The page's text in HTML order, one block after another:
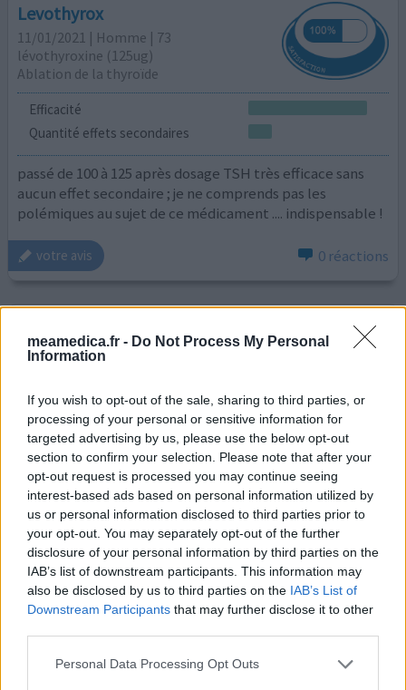
meamedica.fr - Do Not Process My Personal
Information
If you wish to opt-out of the sale, sharing to third parties, or
processing of your personal or sensitive information for
targeted advertising by us, please use the below opt-out
section to confirm your selection. Please note that after your
opt-out request is processed you may continue seeing
interest-based ads based on personal information utilized by
us or personal information disclosed to third parties prior to
your opt-out. You may separately opt-out of the further
disclosure of your personal information by third parties on the
IAB’s list of downstream participants. This information may
also be disclosed by us to third parties on the IAB’s List of
Downstream Participants that may further disclose it to other
Personal Data Processing Opt Outs
Levothyrox
11/01/2021 | Homme | 73
lévothyroxine (125ug)
Ablation de la thyroïde
Efficacité
Quantité effets secondaires
passé de 100 à 125 après dosage TSH très efficace sans
aucun effet secondaire ; je ne comprends pas les
polémiques au sujet de ce médicament .... indispensable !
votre avis 0 réactions
29/12/2020 | Homme | 41
Efficacité
Quantité effets secondaires
Apres une TSH a 25, 4 on me prescrit médicament. Je suis
devenu très anxieux. Les céphalées sont invalidantes. Et
poids qui fait yoyo...
votre avis 0 réactions
Levothyrox
19/10/2020 | Homme | 68